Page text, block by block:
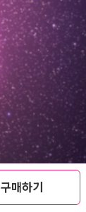
구매하기